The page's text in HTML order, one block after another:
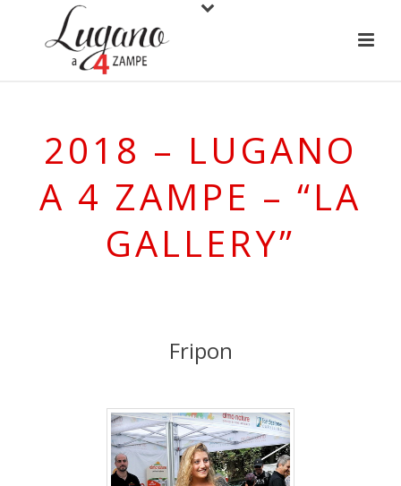
2018 – LUGANO
A 4 ZAMPE – “LA
GALLERY”
Fripon